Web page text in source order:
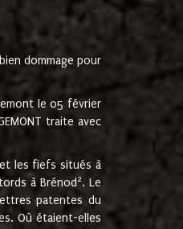
dommage pour
le 05 février
traite avec
et les fiefs situés à
à Brénod 2. Le
patentes du
Où étaient-elles